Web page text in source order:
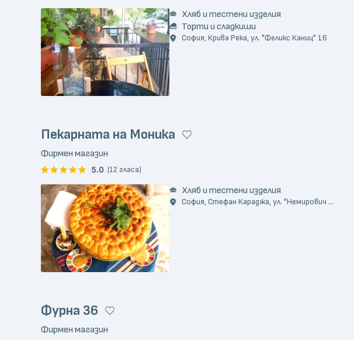
Хляб и тестени изделия
Торти и сладкиши
София, Крива Река, ул. "Феликс Каниц" 16
Пекарната на Моника
Фирмен магазин
5.0 (12 гласа)
Хляб и тестени изделия
София, Стефан Караджа, ул. "Немирович ...
Фурна 36
Фирмен магазин